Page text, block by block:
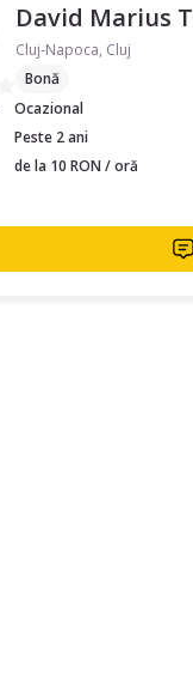
David Marius T
Cluj-Napoca, Cluj
Bonă
Ocazional
Peste 2 ani
de la 10 RON / oră